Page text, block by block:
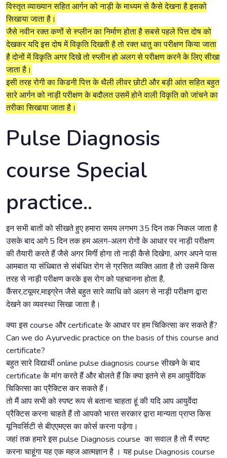
विस्तृत व्याख्यान सहित आर्गन को नाड़ी के माध्यम से कैसे देखना है इसको
सिखाया जाता है।
जैसे नवीन रक्त कणों से स्प्लीन का निर्माण होता है सबसे पहले पित्त दोष को
देखकर यदि इस दोष में विकृति दिखती है तो रक्त धातु का परीक्षण किया जाता
है दोनों में विकृति अगर दिखे तो स्प्लीन हो अलग से परीक्षण करने के लिए सीखा
जाता है।
इसी तरह रोगी का किडनी पित्त के थैली लीवर छोटी और बड़ी आंत सहित बहुत
सारे आर्गन को नाड़ी परीक्षण के बदौलत उसमें होने वाली विकृति को जांचने का
तरीका सिखाया जाता है।
Pulse Diagnosis
course Special
practice..
इन सभी बातों को सीखते हुए हमारा समय लगभग 35 दिन तक निकल जाता है
उसके बाद आगे 5 दिन तक हम अलग-अलग रोगों के आधार पर नाड़ी परीक्षण
की तैयारी करते हैं जैसे अगर मिर्गी होगा तो नाड़ी कैसे दिखेगा, अगर अपने पास
आमबात या संधिबात से संबंधित रोग से ग्रसित व्यक्ति आता है तो उसमें किस
तरह से नाड़ी परीक्षण करके इस रोग को पहचानना होता है,
कैंसर,टयूमर,माइग्रेन जैसे बहुत सारे व्याधि को अलग से नाड़ी परीक्षण द्वारा
देखने का व्यवस्था सिखा जाता है।
क्या इस course और certificate के आधार पर हम चिकित्सा कर सकते हैं?
Can we do Ayurvedic practice on the basis of this course and
certificate?
बहुत सारे विद्यार्थी online pulse diagnosis course सीखने के बाद
certificate के मांग करते हैं और बोलते हैं कि क्या इतने से हम आयुर्वेदिक
चिकित्सा का प्रैक्टिस कर सकते हैं।
तो मैं आप सभी को स्पष्ट रूप से बताना चाहता हूं की यदि आप आयुर्वेदा
प्रैक्टिस करना चाहते हैं तो आपको भारत सरकार द्वारा मान्यता प्राप्त किस
यूनिवर्सिटी से बीएएमएस का कोर्स करना पड़ेगा।
जहां तक हमारे इस pulse Diagnosis course का सवाल है तो मैं स्पष्ट
करना चाहूंगा यह एक महज आत्मज्ञान है । यह pulse Diagnosis course